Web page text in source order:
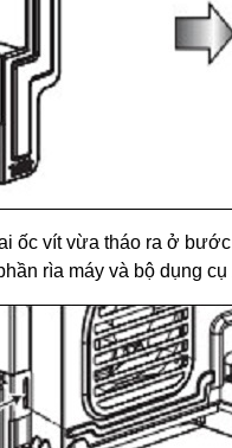
ốc vít vừa tháo ra ở
rìa máy và bộ dụng